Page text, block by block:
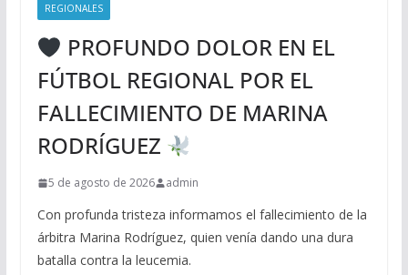
REGIONALES
PROFUNDO DOLOR EN EL
FÚTBOL REGIONAL POR EL
FALLECIMIENTO DE MARINA
RODRÍGUEZ
5 de agosto de 2026 admin
Con profunda tristeza informamos el fallecimiento de la
árbitra Marina Rodríguez, quien venía dando una dura
batalla contra la leucemia.